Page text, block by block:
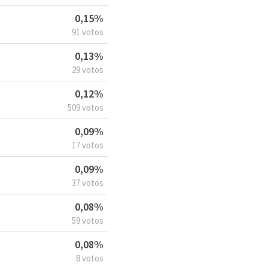
0,15%
91 votos
0,13%
29 votos
0,12%
509 votos
0,09%
17 votos
0,09%
37 votos
0,08%
59 votos
0,08%
8 votos